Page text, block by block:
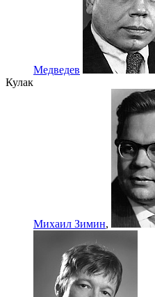
Медведев
Кулак
Михаил Зимин,